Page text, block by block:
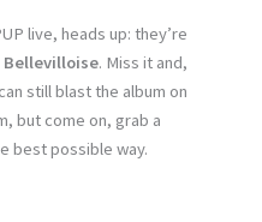
live, heads up: they’re
Bellevilloise. Miss it and,
still blast the album on
but come on, grab a
best possible way.